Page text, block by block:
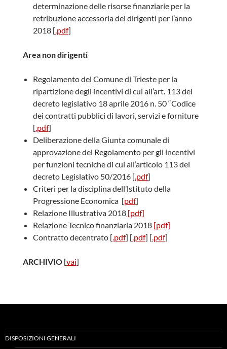
determinazione delle risorse finanziarie per la
retribuzione accessoria dei dirigenti per l’anno
2018 [.pdf]
Area non dirigenti
Regolamento del Comune di Trieste per la
ripartizione degli incentivi di cui all’art. 113 del
decreto legislativo 18 aprile 2016 n. 50 “Codice
dei contratti pubblici di lavori, servizi e forniture
[.pdf]
Deliberazione della Giunta comunale di
approvazione del Regolamento per gli incentivi
per funzioni tecniche di cui all’articolo 113 del
decreto Legislativo 50/2016 [.pdf]
Criteri per la disciplina dell’lstituto della
Progressione Economica [pdf]
Relazione Illustrativa 2018[pdf]
Relazione Tecnico finanziaria 2018[pdf]
Contratto decentrato [.pdf] [.pdf] [.pdf]
ARCHIVIO[vai]
DISPOSIZIONI GENERALI